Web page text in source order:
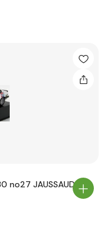
no27 JAUSSAUD /